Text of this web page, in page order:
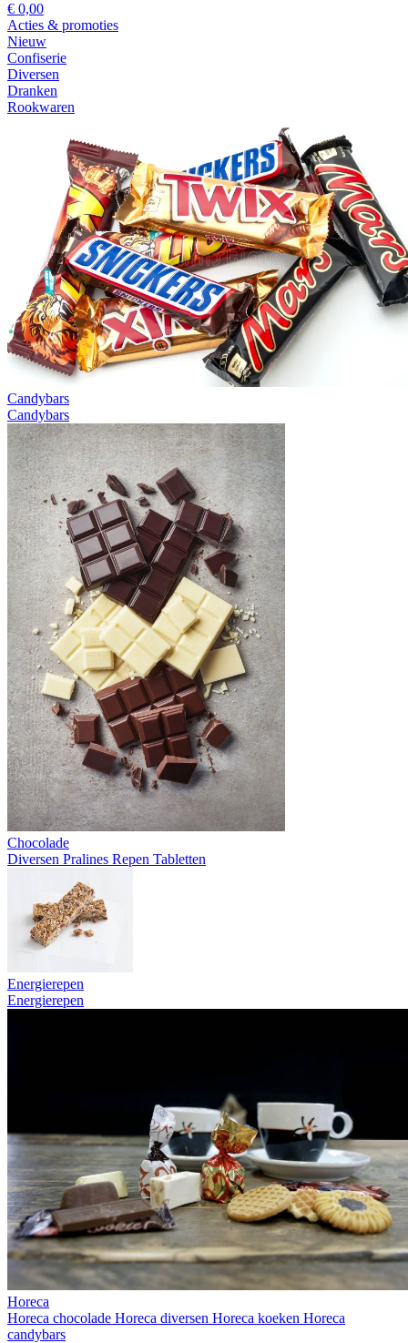
€ 0,00
Acties & promoties
Nieuw
Confiserie
Diversen
Dranken
Rookwaren
Candybars
Candybars
Chocolade
Diversen Pralines Repen Tabletten
Energierepen
Energierepen
Horeca
Horeca chocolade Horeca diversen Horeca koeken Horeca
candybars